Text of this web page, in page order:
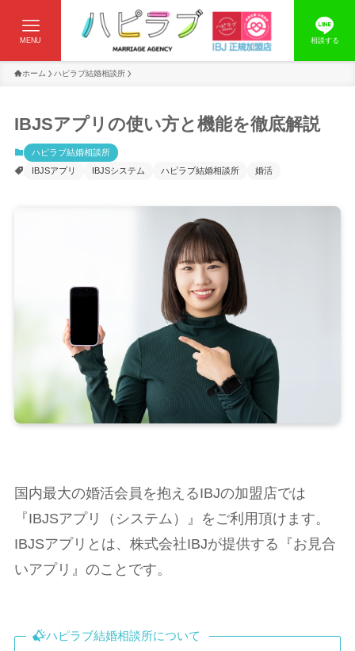
相談する
MENU
ホーム ハピラブ結婚相談所
IBJSアプリの使い方と機能を徹底解説
ハピラブ結婚相談所
IBJSアプリ
IBJSシステム ハピラブ結婚相談所 婚活
国内最大の婚活会員を抱えるIBJの加盟店では
『IBJSアプリ（システム）』をご利用頂けます。
IBJSアプリとは、株式会社IBJが提供する『お見合
いアプリ』のことです。
ハピラブ結婚相談所について